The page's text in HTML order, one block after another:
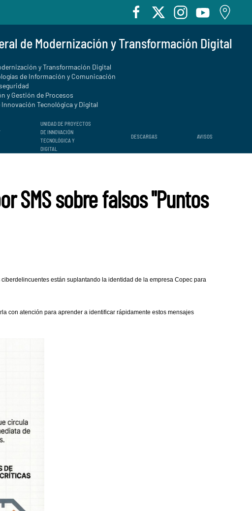
de Modernización y Transformación Digital
y Transformación Digital
de Información y Comunicación
y Gestión de Procesos
Tecnológica y Digital
UNIDAD DE PROYECTOS
DE INNOVACIÓN
TECNOLÓGICA Y
DIGITAL
DESCARGAS AVISOS
SMS sobre falsos "Puntos
están suplantando la identidad de la empresa Copec para
con atención para aprender a identificar rápidamente estos mensajes